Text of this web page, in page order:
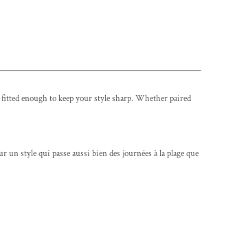
enough to keep your style sharp. Whether paired
un style qui passe aussi bien des journées à la plage que